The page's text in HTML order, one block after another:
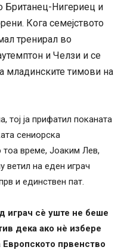
Британец-Нигериец и
Кога семејството
​​тренирал во
и Челзи и се
младинските тимови на
тој ја прифатил поканата
сениорска
тоа време, Јоаким Лев,
ветил на еден играч
и единствен пат.
играч сè уште не беше
дека ако нè избере
првенство